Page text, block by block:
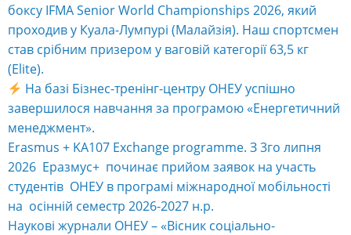
боксу IFMA Senior World Championships 2026, який
проходив у Куала-Лумпурі (Малайзія). Наш спортсмен
став срібним призером у ваговій категорії 63,5 кг
(Elite).
На базі Бізнес-тренінг-центру ОНЕУ успішно
завершилося навчання за програмою «Енергетичний
менеджмент».
Erasmus + KA107 Exchange programme. З 3го липня
2026 Еразмус+ починає прийом заявок на участь
студентів ОНЕУ в програмі міжнародної мобільності
на осінній семестр 2026-2027 н.р.
Наукові журнали ОНЕУ – «Вісник соціально-